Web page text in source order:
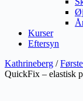
Kurser
Eftersyn
Kathrineberg /
QuickFix – elastisk